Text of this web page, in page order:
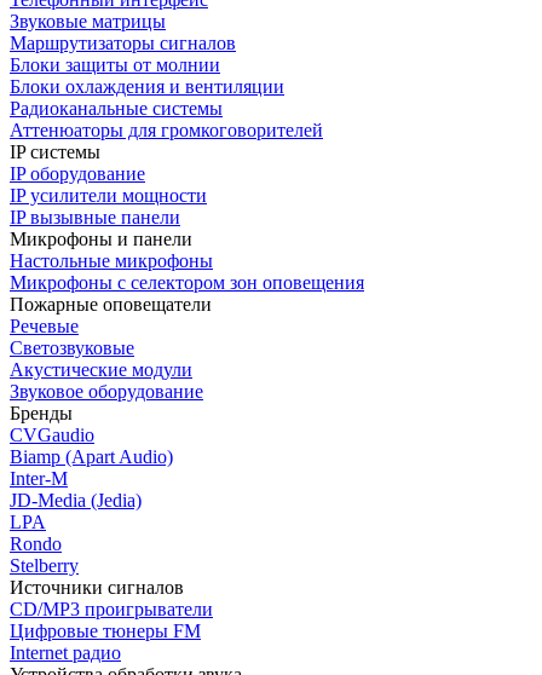
Звуковые матрицы
Маршрутизаторы сигналов
Блоки защиты от молнии
Блоки охлаждения и вентиляции
Радиоканальные системы
Аттенюаторы для громкоговорителей
IP системы
IP оборудование
IP усилители мощности
IP вызывные панели
Микрофоны и панели
Настольные микрофоны
Микрофоны с селектором зон оповещения
Пожарные оповещатели
Речевые
Светозвуковые
Акустические модули
Звуковое оборудование
Бренды
CVGaudio
Biamp (Apart Audio)
Inter-M
JD-Media (Jedia)
LPA
Rondo
Stelberry
Источники сигналов
CD/MP3 проигрыватели
Цифровые тюнеры FM
Internet радио